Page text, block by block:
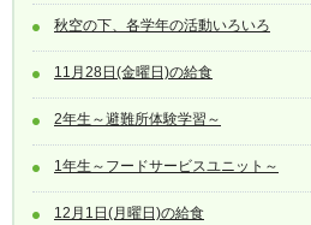
秋空の下、各学年の活動いろいろ
11月28日(金曜日)の給食
2年生～避難所体験学習～
1年生～フードサービスユニット～
12月1日(月曜日)の給食